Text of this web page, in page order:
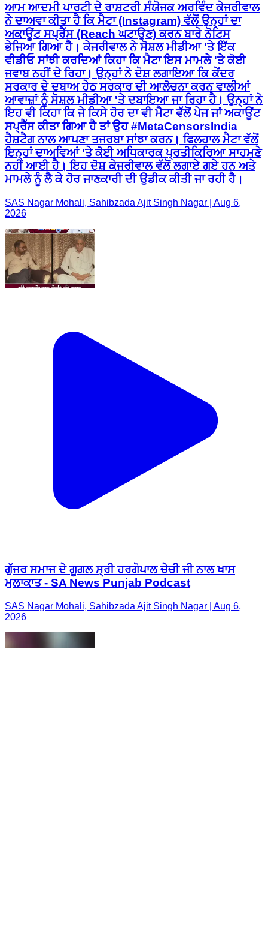
ਆਮ ਆਦਮੀ ਪਾਰਟੀ ਦੇ ਰਾਸ਼ਟਰੀ ਸੰਯੋਜਕ ਅਰਵਿੰਦ ਕੇਜਰੀਵਾਲ
ਨੇ ਦਾਅਵਾ ਕੀਤਾ ਹੈ ਕਿ ਮੈਟਾ (Instagram) ਵੱਲੋਂ ਉਨ੍ਹਾਂ ਦਾ
ਅਕਾਊਂਟ ਸਪ੍ਰੈੱਸ (Reach ਘਟਾਉਣ) ਕਰਨ ਬਾਰੇ ਨੋਟਿਸ
ਭੇਜਿਆ ਗਿਆ ਹੈ। ਕੇਜਰੀਵਾਲ ਨੇ ਸੋਸ਼ਲ ਮੀਡੀਆ 'ਤੇ ਇੱਕ
ਵੀਡੀਓ ਸਾਂਝੀ ਕਰਦਿਆਂ ਕਿਹਾ ਕਿ ਮੈਟਾ ਇਸ ਮਾਮਲੇ 'ਤੇ ਕੋਈ
ਜਵਾਬ ਨਹੀਂ ਦੇ ਰਿਹਾ। ਉਨ੍ਹਾਂ ਨੇ ਦੋਸ਼ ਲਗਾਇਆ ਕਿ ਕੇਂਦਰ
ਸਰਕਾਰ ਦੇ ਦਬਾਅ ਹੇਠ ਸਰਕਾਰ ਦੀ ਆਲੋਚਨਾ ਕਰਨ ਵਾਲੀਆਂ
ਆਵਾਜ਼ਾਂ ਨੂੰ ਸੋਸ਼ਲ ਮੀਡੀਆ 'ਤੇ ਦਬਾਇਆ ਜਾ ਰਿਹਾ ਹੈ। ਉਨ੍ਹਾਂ ਨੇ
ਇਹ ਵੀ ਕਿਹਾ ਕਿ ਜੇ ਕਿਸੇ ਹੋਰ ਦਾ ਵੀ ਮੈਟਾ ਵੱਲੋਂ ਪੇਜ ਜਾਂ ਅਕਾਊਂਟ
ਸਪ੍ਰੈੱਸ ਕੀਤਾ ਗਿਆ ਹੈ ਤਾਂ ਉਹ #MetaCensorsIndia
ਹੈਸ਼ਟੈਗ ਨਾਲ ਆਪਣਾ ਤਜਰਬਾ ਸਾਂਝਾ ਕਰਨ। ਫਿਲਹਾਲ ਮੈਟਾ ਵੱਲੋਂ
ਇਨ੍ਹਾਂ ਦਾਅਵਿਆਂ 'ਤੇ ਕੋਈ ਅਧਿਕਾਰਕ ਪ੍ਰਤੀਕਿਰਿਆ ਸਾਹਮਣੇ
ਨਹੀਂ ਆਈ ਹੈ। ਇਹ ਦੋਸ਼ ਕੇਜਰੀਵਾਲ ਵੱਲੋਂ ਲਗਾਏ ਗਏ ਹਨ ਅਤੇ
ਮਾਮਲੇ ਨੂੰ ਲੈ ਕੇ ਹੋਰ ਜਾਣਕਾਰੀ ਦੀ ਉਡੀਕ ਕੀਤੀ ਜਾ ਰਹੀ ਹੈ।
SAS Nagar Mohali, Sahibzada Ajit Singh Nagar | Aug 6,
2026
ਗੁੱਜਰ ਸਮਾਜ ਦੇ ਗੂਗਲ ਸ੍ਰੀ ਹਰਗੋਪਾਲ ਚੇਚੀ ਜੀ ਨਾਲ ਖਾਸ
ਮੁਲਾਕਾਤ - SA News Punjab Podcast
SAS Nagar Mohali, Sahibzada Ajit Singh Nagar | Aug 6,
2026